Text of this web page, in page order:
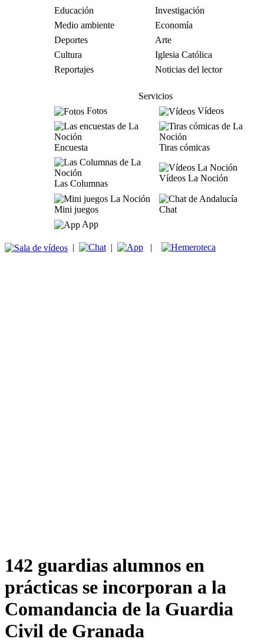
Educación
Investigación
Medio ambiente
Economía
Deportes
Arte
Cultura
Iglesia Católica
Reportajes
Noticias del lector
Servicios
Fotos
Vídeos
Encuesta Tiras cómicas
Las Columnas
Vídeos La Noción
Mini juegos
Chat
App
| | |
142 guardias alumnos en
prácticas se incorporan a la
Comandancia de la Guardia
Civil de Granada